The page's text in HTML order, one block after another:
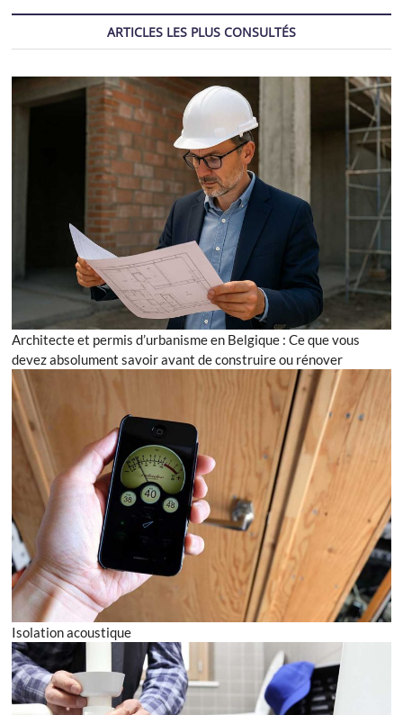
ARTICLES LES PLUS CONSULTÉS
Architecte et permis d’urbanisme en Belgique : Ce que vous
devez absolument savoir avant de construire ou rénover
Isolation acoustique